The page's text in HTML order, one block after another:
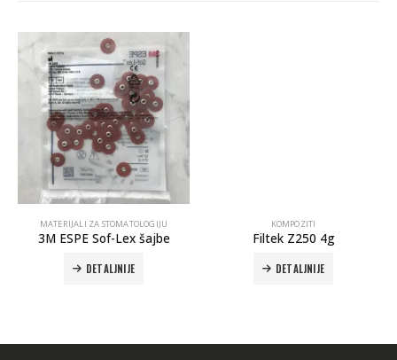
MATERIJALI ZA STOMATOLOGIJU
3M ESPE Sof-Lex šajbe
DETALJNIJE
KOMPOZITI
Filtek Z250 4g
DETALJNIJE